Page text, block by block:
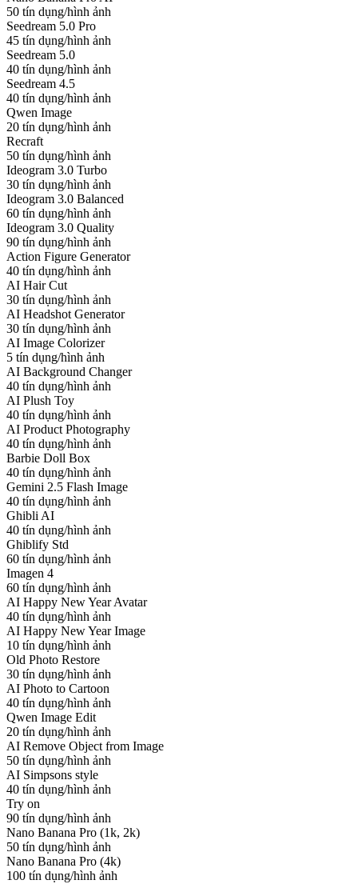
50 tín dụng/hình ảnh
Seedream 5.0 Pro
45 tín dụng/hình ảnh
Seedream 5.0
40 tín dụng/hình ảnh
Seedream 4.5
40 tín dụng/hình ảnh
Qwen Image
20 tín dụng/hình ảnh
Recraft
50 tín dụng/hình ảnh
Ideogram 3.0 Turbo
30 tín dụng/hình ảnh
Ideogram 3.0 Balanced
60 tín dụng/hình ảnh
Ideogram 3.0 Quality
90 tín dụng/hình ảnh
Action Figure Generator
40 tín dụng/hình ảnh
AI Hair Cut
30 tín dụng/hình ảnh
AI Headshot Generator
30 tín dụng/hình ảnh
AI Image Colorizer
5 tín dụng/hình ảnh
AI Background Changer
40 tín dụng/hình ảnh
AI Plush Toy
40 tín dụng/hình ảnh
AI Product Photography
40 tín dụng/hình ảnh
Barbie Doll Box
40 tín dụng/hình ảnh
Gemini 2.5 Flash Image
40 tín dụng/hình ảnh
Ghibli AI
40 tín dụng/hình ảnh
Ghiblify Std
60 tín dụng/hình ảnh
Imagen 4
60 tín dụng/hình ảnh
AI Happy New Year Avatar
40 tín dụng/hình ảnh
AI Happy New Year Image
10 tín dụng/hình ảnh
Old Photo Restore
30 tín dụng/hình ảnh
AI Photo to Cartoon
40 tín dụng/hình ảnh
Qwen Image Edit
20 tín dụng/hình ảnh
AI Remove Object from Image
50 tín dụng/hình ảnh
AI Simpsons style
40 tín dụng/hình ảnh
Try on
90 tín dụng/hình ảnh
Nano Banana Pro (1k, 2k)
50 tín dụng/hình ảnh
Nano Banana Pro (4k)
100 tín dụng/hình ảnh